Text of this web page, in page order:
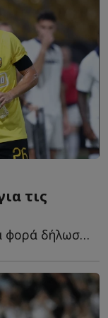
τις
Ο Μάρκο Νίκολιτς για ακόμα μία φορά δήλωσε... θετικός γ...